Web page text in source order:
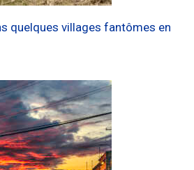
quelques villages fantômes en